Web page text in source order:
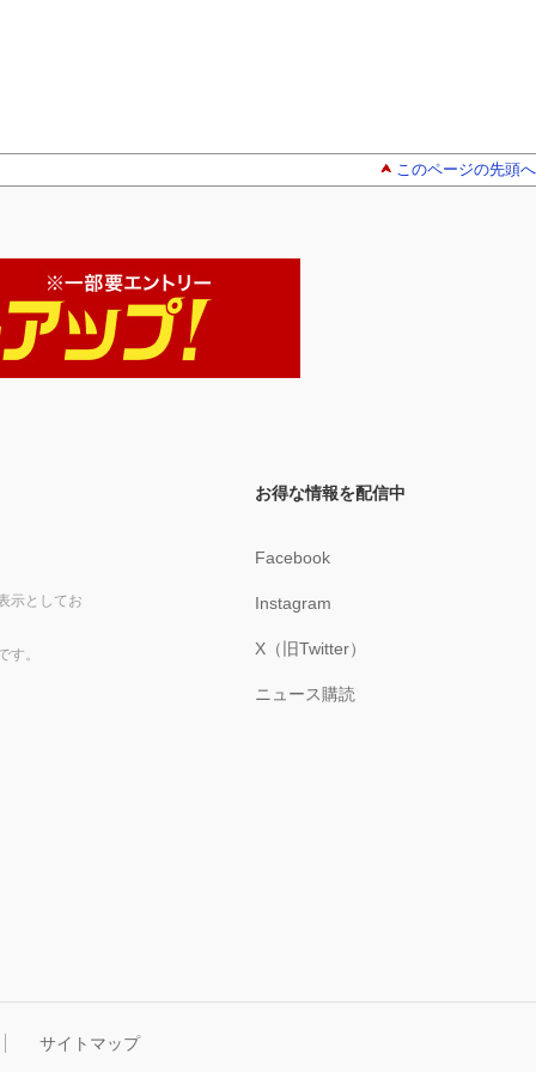
このページの先頭へ
示としてお
す。
お得な情報を配信中
Facebook
Instagram
X（旧Twitter）
ニュース購読
サイトマップ